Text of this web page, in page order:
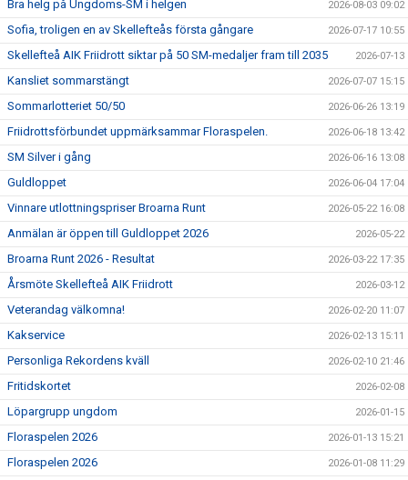
Bra helg på Ungdoms-SM i helgen 2026-08-03 09:02
Sofia, troligen en av Skellefteås första gångare 2026-07-17 10:55
Skellefteå AIK Friidrott siktar på 50 SM-medaljer fram till 2035 2026-07-13
Kansliet sommarstängt 2026-07-07 15:15
Sommarlotteriet 50/50 2026-06-26 13:19
Friidrottsförbundet uppmärksammar Floraspelen. 2026-06-18 13:42
SM Silver i gång 2026-06-16 13:08
Guldloppet 2026-06-04 17:04
Vinnare utlottningspriser Broarna Runt 2026-05-22 16:08
Anmälan är öppen till Guldloppet 2026 2026-05-22
Broarna Runt 2026 - Resultat 2026-03-22 17:35
Årsmöte Skellefteå AIK Friidrott 2026-03-12
Veterandag välkomna! 2026-02-20 11:07
Kakservice 2026-02-13 15:11
Personliga Rekordens kväll 2026-02-10 21:46
Fritidskortet 2026-02-08
Löpargrupp ungdom 2026-01-15
Floraspelen 2026 2026-01-13 15:21
Floraspelen 2026 2026-01-08 11:29